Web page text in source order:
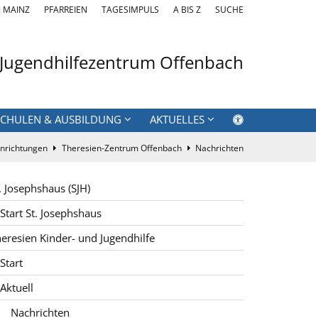
MAINZ PFARREIEN TAGESIMPULS A BIS Z SUCHE
Offenbach
& AUSBILDUNG AKTUELLES
Theresien-Zentrum Offenbach Nachrichten
Josephshaus (SJH)
Start St. Josephshaus
Kinder- und Jugendhilfe
Start
Aktuell
Nachrichten